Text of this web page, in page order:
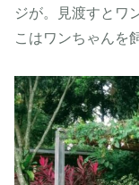
ジが。見渡すとワ
こはワンちゃんを